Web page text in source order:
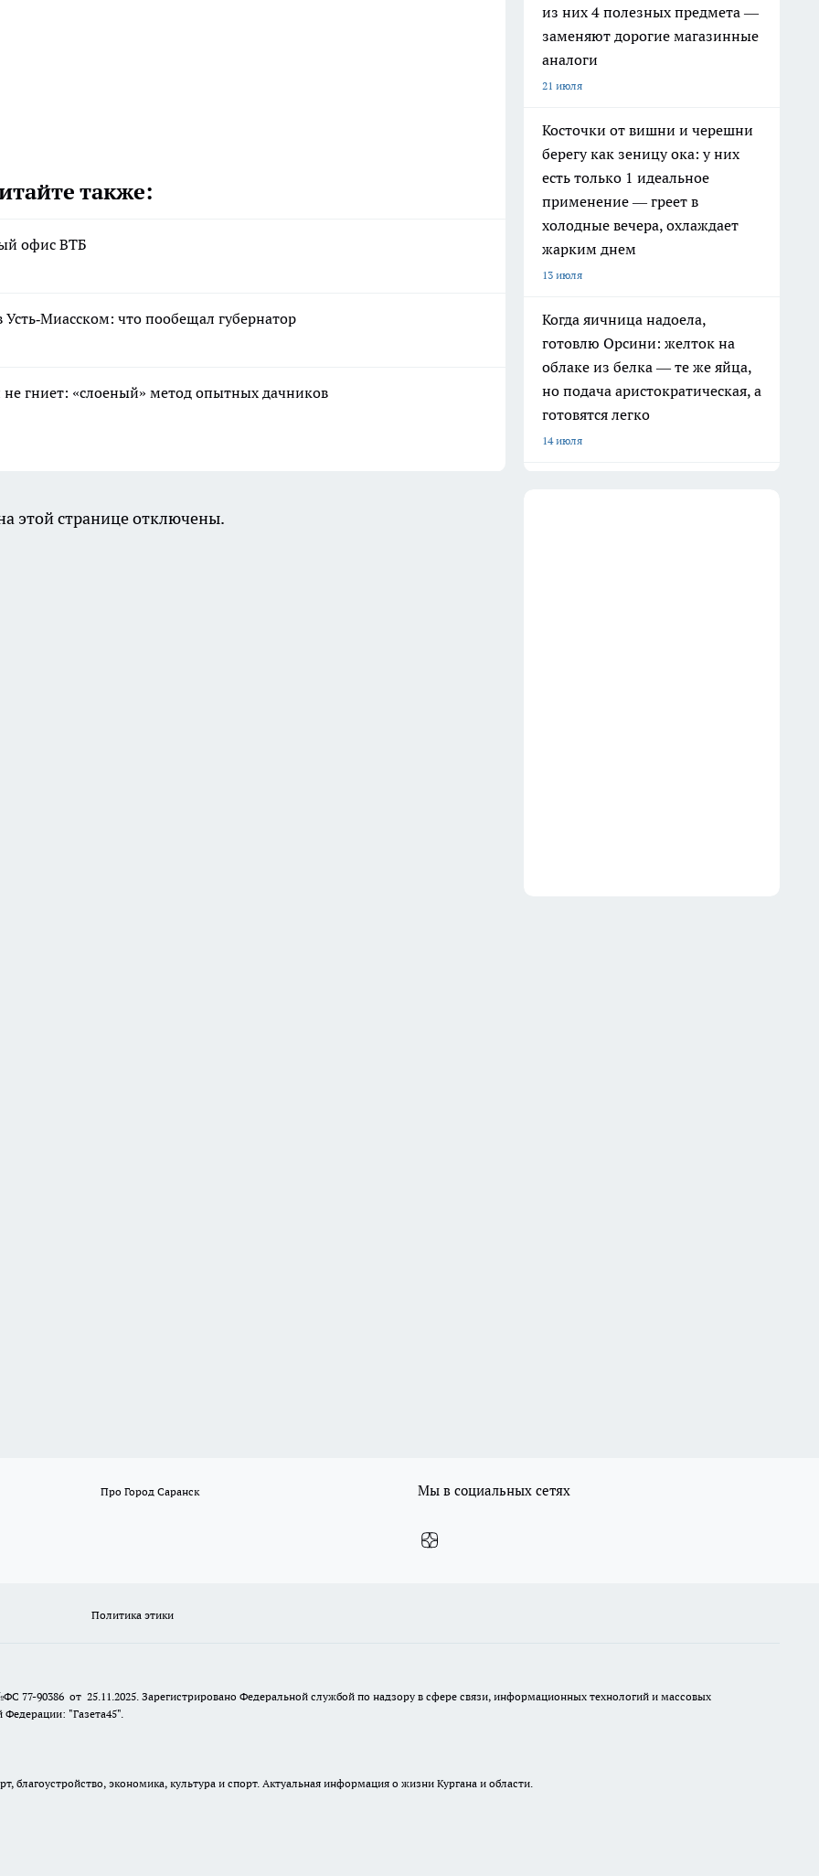
также:
офис ВТБ
что пообещал губернатор
гниет: «слоеный» метод опытных дачников
из них 4 полезных предмета —
заменяют дорогие магазинные
аналоги
21 июля
Косточки от вишни и черешни
берегу как зеницу ока: у них
есть только 1 идеальное
применение — греет в
холодные вечера, охлаждает
жарким днем
13 июля
Когда яичница надоела,
готовлю Орсини: желток на
облаке из белка — те же яйца,
но подача аристократическая, а
готовятся легко
14 июля
этой странице отключены.
Про Город Саранск Мы в социальных сетях
Политика этики
77-90386 от 25.11.2025. Зарегистрировано Федеральной службой по надзору в сфере связи, информационных технологий и массовых
"Газета45".
экономика, культура и спорт. Актуальная информация о жизни Кургана и области.